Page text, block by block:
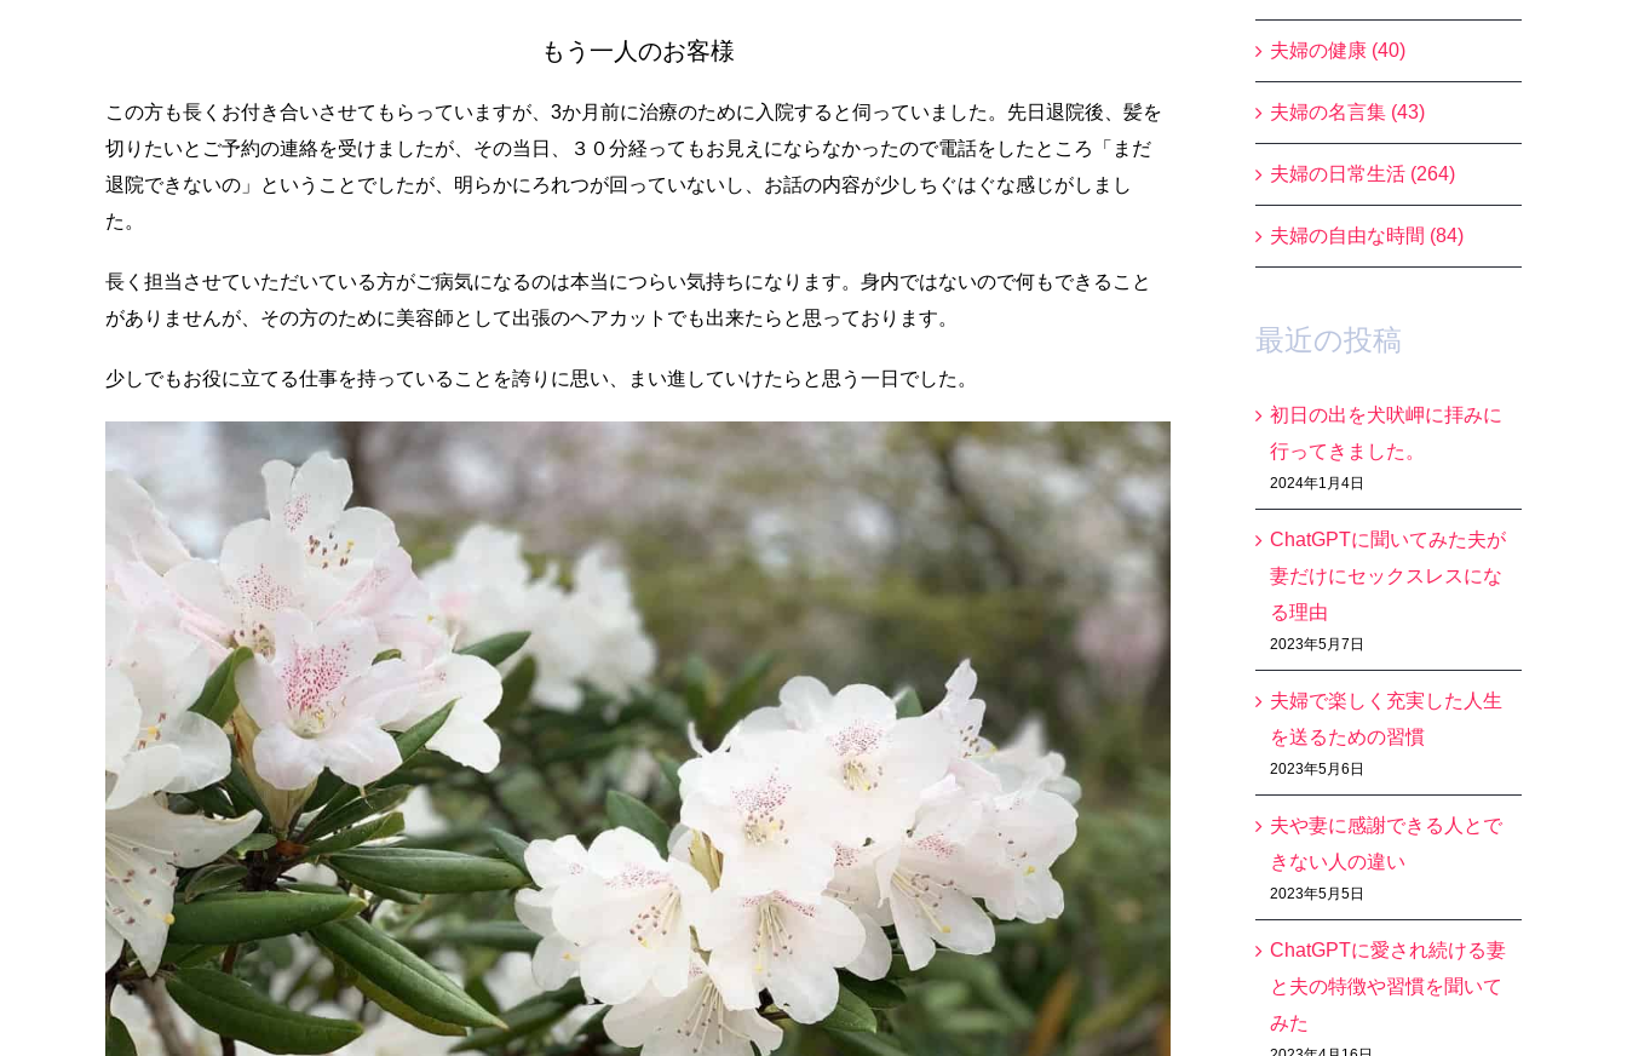
もう一人のお客様
この方も長くお付き合いさせてもらっていますが、3か月前に治療のために入院すると伺っていました。先日退院後、髪を
切りたいとご予約の連絡を受けましたが、その当日、３０分経ってもお見えにならなかったので電話をしたところ「まだ
退院できないの」ということでしたが、明らかにろれつが回っていないし、お話の内容が少しちぐはぐな感じがしまし
た。
長く担当させていただいている方がご病気になるのは本当につらい気持ちになります。身内ではないので何もできること
がありませんが、その方のために美容師として出張のヘアカットでも出来たらと思っております。
少しでもお役に立てる仕事を持っていることを誇りに思い、まい進していけたらと思う一日でした。
夫婦の健康 (40)
夫婦の名言集 (43)
夫婦の日常生活 (264)
夫婦の自由な時間 (84)
最近の投稿
初日の出を犬吠岬に拝みに
行ってきました。
2024年1月4日
ChatGPTに聞いてみた夫が
妻だけにセックスレスにな
る理由
2023年5月7日
夫婦で楽しく充実した人生
を送るための習慣
2023年5月6日
夫や妻に感謝できる人とで
きない人の違い
2023年5月5日
ChatGPTに愛され続ける妻
と夫の特徴や習慣を聞いて
みた